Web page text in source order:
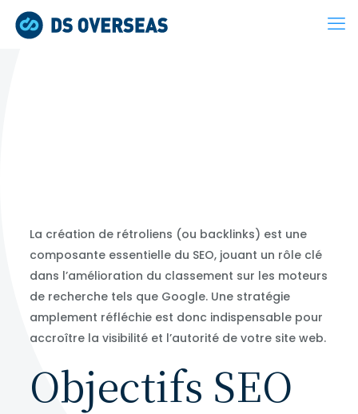
La création de rétroliens (ou backlinks) est une
composante essentielle du SEO, jouant un rôle clé
dans l’amélioration du classement sur les moteurs
de recherche tels que Google. Une stratégie
amplement réfléchie est donc indispensable pour
accroître la visibilité et l’autorité de votre site web.
Objectifs SEO